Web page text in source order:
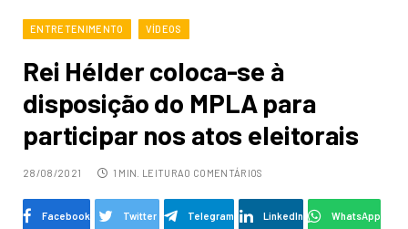
ENTRETENIMENTO VÍDEOS
Rei Hélder coloca-se à
disposição do MPLA para
participar nos atos eleitorais
28/08/2021 1 MIN. LEITURA0 COMENTÁRIOS
Facebook Twitter Telegram LinkedIn WhatsApp